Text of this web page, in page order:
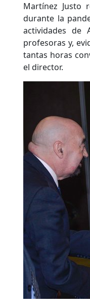
Martínez Justo
durante la
actividades de
profesoras y,
tantas horas
el director.